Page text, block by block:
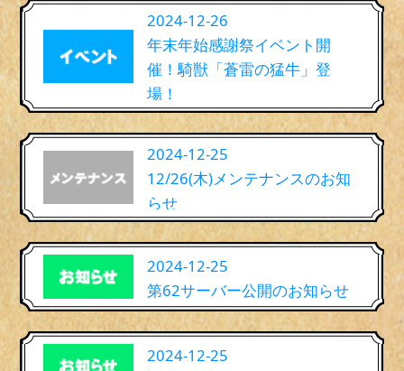
2024-12-26
年末年始感謝祭イベント開
催！騎獣「蒼雷の猛牛」登
場！
2024-12-25
12/26(木)メンテナンスのお知
らせ
2024-12-25
第62サーバー公開のお知らせ
2024-12-25